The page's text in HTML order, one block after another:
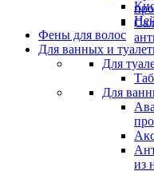
Фены для волос
Для ванных и
Для
Для
из